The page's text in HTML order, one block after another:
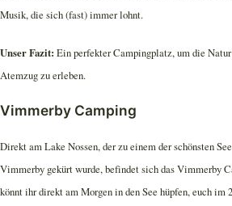
Musik, die sich (fast) immer lohnt.
Unser Fazit: Ein perfekter Campingplatz, um die
Atemzug zu erleben.
Vimmerby Camping
Direkt am Lake Nossen, der zu einem der schönsten
Vimmerby gekürt wurde, befindet sich das Vimmerby
könnt ihr direkt am Morgen in den See hüpfen, euch im